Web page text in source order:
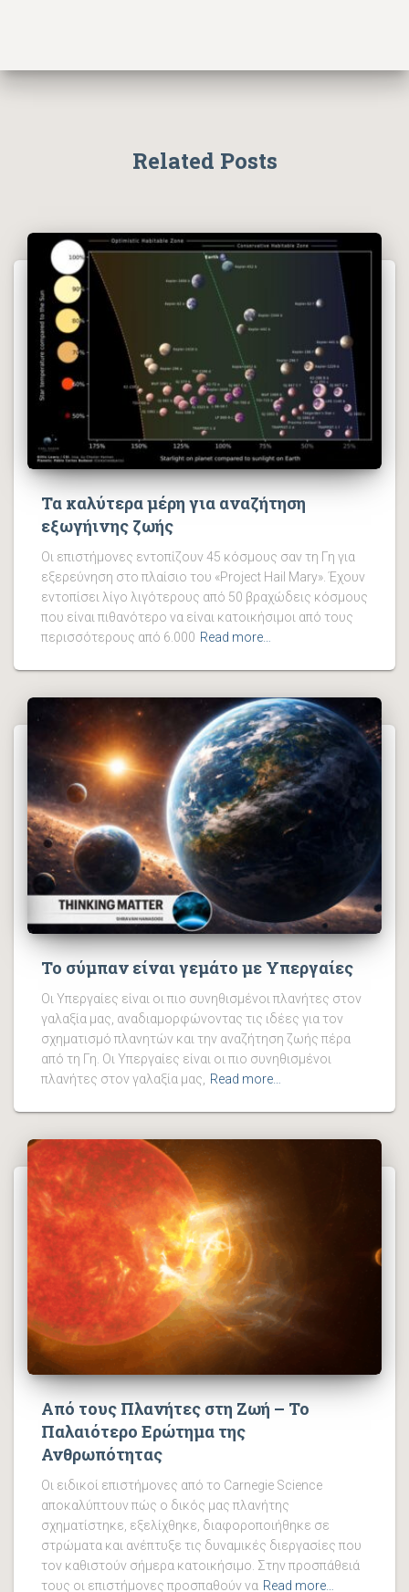
Related Posts
Τα καλύτερα μέρη για αναζήτηση
εξωγήινης ζωής
Οι επιστήμονες εντοπίζουν 45 κόσμους σαν τη Γη για
εξερεύνηση στο πλαίσιο του «Project Hail Mary». Έχουν
εντοπίσει λίγο λιγότερους από 50 βραχώδεις κόσμους
που είναι πιθανότερο να είναι κατοικήσιμοι από τους
περισσότερους από 6.000 Read more…
Το σύμπαν είναι γεμάτο με Υπεργαίες
Οι Υπεργαίες είναι οι πιο συνηθισμένοι πλανήτες στον
γαλαξία μας, αναδιαμορφώνοντας τις ιδέες για τον
σχηματισμό πλανητών και την αναζήτηση ζωής πέρα ​​
από τη Γη. Οι Υπεργαίες είναι οι πιο συνηθισμένοι
πλανήτες στον γαλαξία μας,
Read more…
Από τους Πλανήτες στη Ζωή – Το
Παλαιότερο Ερώτημα της
Ανθρωπότητας
Οι ειδικοί επιστήμονες από το Carnegie Science
αποκαλύπτουν πώς o δικός μας πλανήτης
σχηματίστηκε, εξελίχθηκε, διαφοροποιήθηκε σε
στρώματα και ανέπτυξε τις δυναμικές διεργασίες που
τον καθιστούν σήμερα κατοικήσιμο. Στην προσπάθειά
τους οι επιστήμονες προσπαθούν να Read more…